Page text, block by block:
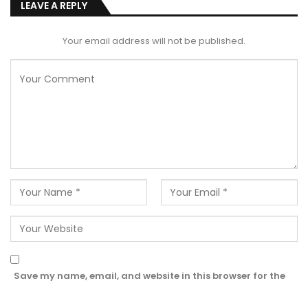
LEAVE A REPLY
Your email address will not be published.
Save my name, email, and website in this browser for the